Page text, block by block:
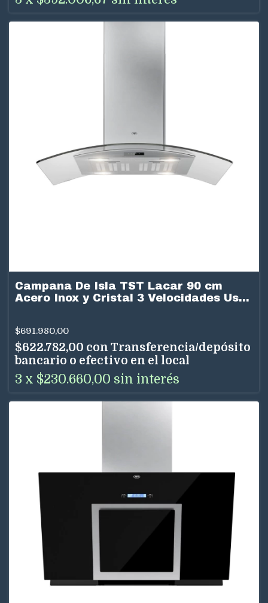
Campana De Isla TST Lacar 90 cm
Acero Inox y Cristal 3 Velocidades Uso
$691.980,00
$622.782,00 con Transferencia/depósito
bancario o efectivo en el local
3 x $230.660,00 sin interés